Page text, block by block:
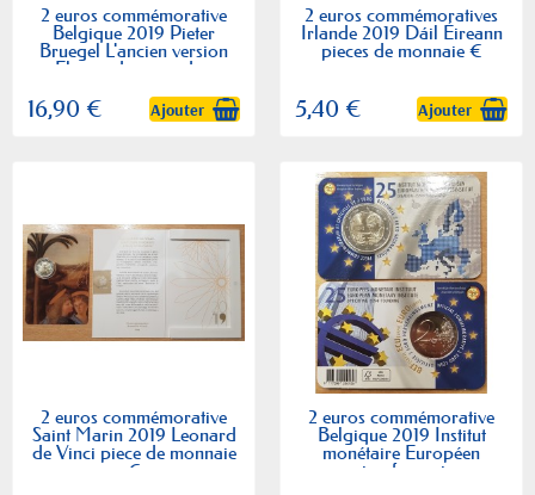
2 euros commémorative
Belgique 2019 Pieter
Bruegel L'ancien version
Flamande piece de...
16,90 € Ajouter
2 euros commémoratives
Irlande 2019 Dáil Éireann
pieces de monnaie €
5,40 € Ajouter
2 euros commémorative
Saint Marin 2019 Leonard
de Vinci piece de monnaie
€
2 euros commémorative
Belgique 2019 Institut
monétaire Européen
version francaise...